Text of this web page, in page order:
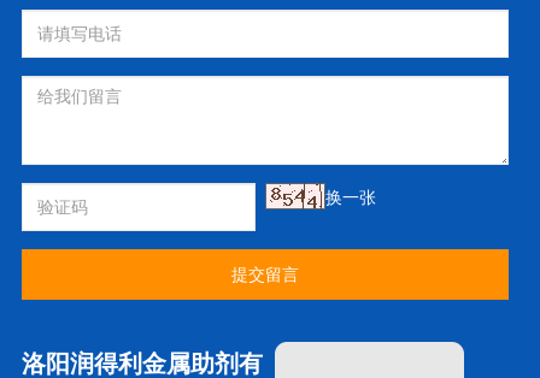
换一张
提交留言
洛阳润得利金属助剂有